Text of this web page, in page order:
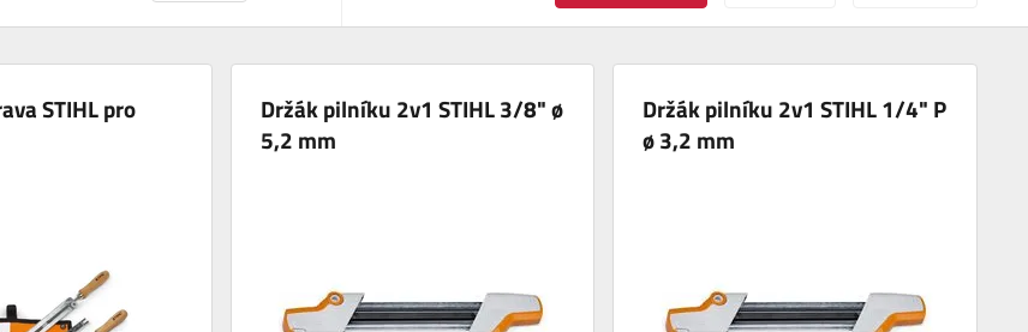
STIHL pro
Držák pilníku 2v1 STIHL 3/8" ø
5,2 mm
Držák pilníku 2v1 STIHL 1/4" P
ø 3,2 mm